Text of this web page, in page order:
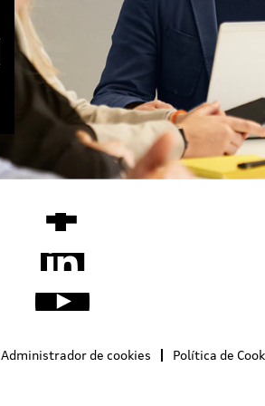
Administrador de cookies
Política de